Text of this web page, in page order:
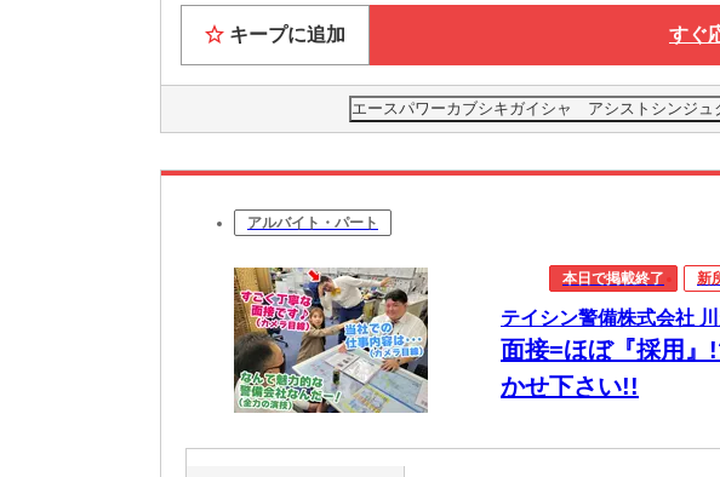
キープに追加 すぐ
エースパワーカブシキガイシャ アシストシンジュ
アルバイト・パート
本日で掲載終了 新
テイシン警備株式会社
面接=ほぼ『採用
かせ下さい!!